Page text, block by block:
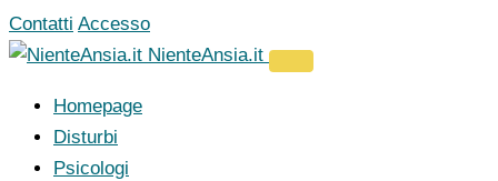
Vai
al
Contatti Accesso
NienteAnsia.it
Homepage
Disturbi
Psicologi